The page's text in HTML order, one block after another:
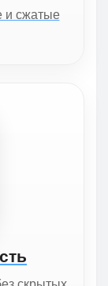
и сжатые